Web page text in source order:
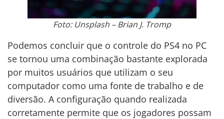
Foto: Unsplash – Brian J. Tromp
Podemos concluir que o controle do PS4 no PC
se tornou uma combinação bastante explorada
por muitos usuários que utilizam o seu
computador como uma fonte de trabalho e de
diversão. A configuração quando realizada
corretamente permite que os jogadores possam